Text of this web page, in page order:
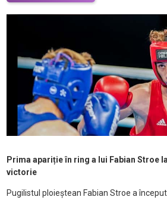
Prima apariție în ring a lui Fabian Stroe
victorie
Pugilistul ploieștean Fabian Stroe a